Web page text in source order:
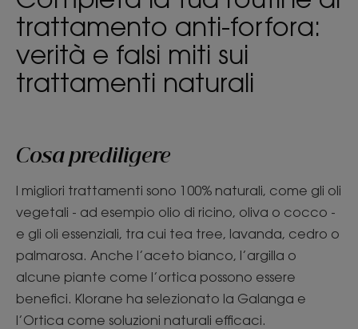
trattamento anti-forfora:
verità e falsi miti sui
trattamenti naturali
Cosa prediligere
I migliori trattamenti sono 100% naturali, come gli oli
vegetali - ad esempio olio di ricino, oliva o cocco -
e gli oli essenziali, tra cui tea tree, lavanda, cedro o
palmarosa. Anche l’aceto bianco, l’argilla o
alcune piante come l’ortica possono essere
benefici. Klorane ha selezionato la Galanga e
l’Ortica come soluzioni naturali efficaci.